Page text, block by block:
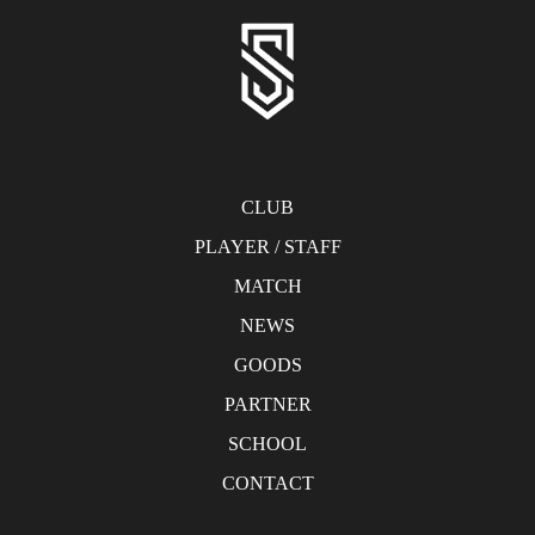
CLUB
PLAYER / STAFF
MATCH
NEWS
GOODS
PARTNER
SCHOOL
CONTACT